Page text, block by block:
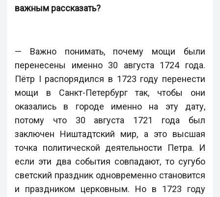
важным рассказать?
— Важно понимать, почему мощи были
перенесены именно 30 августа 1724 года.
Пётр I распорядился в 1723 году перенести
мощи в Санкт-Петербург так, чтобы они
оказались в городе именно на эту дату,
потому что 30 августа 1721 года был
заключен Ништадтский мир, а это высшая
точка политической деятельности Петра. И
если эти два события совпадают, то сугубо
светский праздник одновременно становится
и праздником церковным. Но в 1723 году